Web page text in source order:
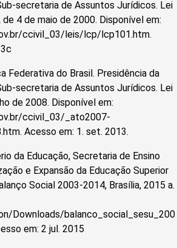
secretaria de Assuntos Jurídicos. Lei
4 de maio de 2000. Disponível em:
ccivil_03/leis/lcp/lcp101.htm.
Federativa do Brasil. Presidência da
secretaria de Assuntos Jurídicos. Lei
de 2008. Disponível em:
ccivil_03/_ato2007-
Acesso em: 1. set. 2013.
da Educação, Secretaria de Ensino
e Expansão da Educação Superior
Social 2003-2014, Brasília, 2015 a.
Downloads/balanco_social_sesu_200
em: 2 jul. 2015